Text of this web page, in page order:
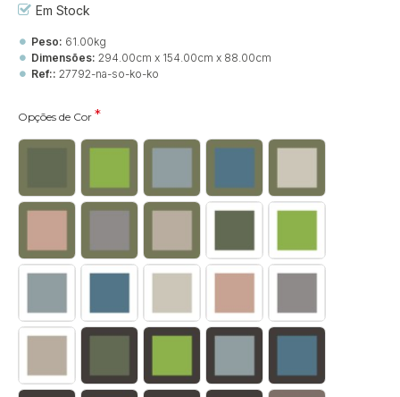
Em Stock
Peso: 61.00kg
Dimensões: 294.00cm x 154.00cm x 88.00cm
Ref:: 27792-na-so-ko-ko
Opções de Cor